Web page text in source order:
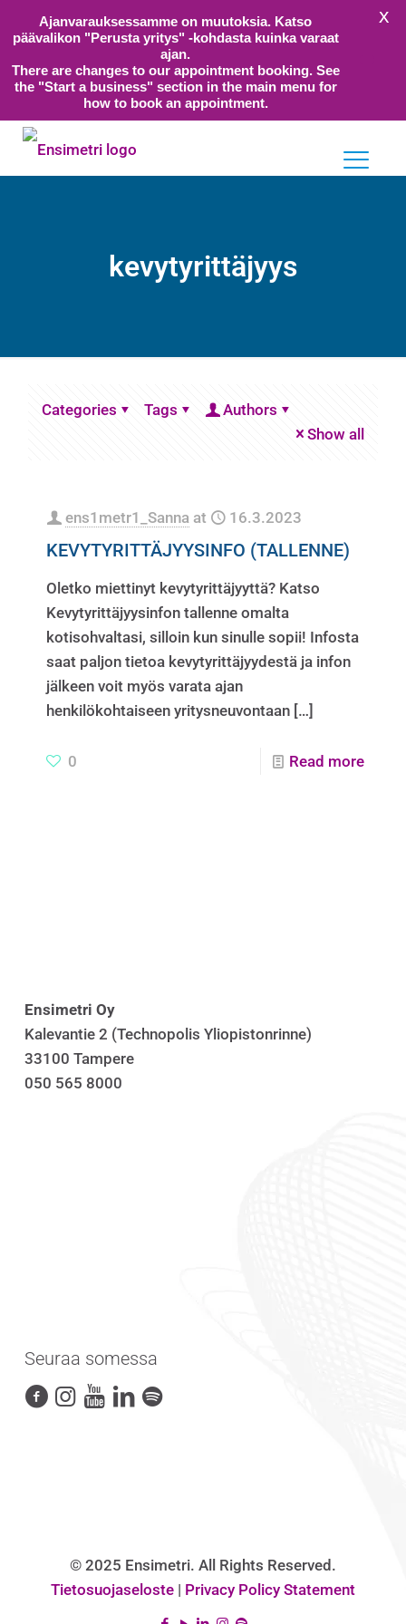
kevytyrittäjyys
Categories Tags
Authors
Show all
ens1metr1_Sanna at 16.3.2023
KEVYTYRITTÄJYYSINFO (TALLENNE)
Oletko miettinyt kevytyrittäjyyttä? Katso
Kevytyrittäjyysinfon tallenne omalta
kotisohvaltasi, silloin kun sinulle sopii! Infosta
saat paljon tietoa kevytyrittäjyydestä ja infon
jälkeen voit myös varata ajan
henkilökohtaiseen yritysneuvontaan […]
0 Read more
Ensimetri Oy
Kalevantie 2 (Technopolis Yliopistonrinne)
33100 Tampere
050 565 8000
Seuraa somessa
© 2025 Ensimetri. All Rights Reserved.
Tietosuojaseloste | Privacy Policy Statement
Ajanvarauksessamme on muutoksia. Katso
päävalikon "Perusta yritys" -kohdasta kuinka varaat
ajan.
There are changes to our appointment booking. See
the "Start a business" section in the main menu for
how to book an appointment.
X